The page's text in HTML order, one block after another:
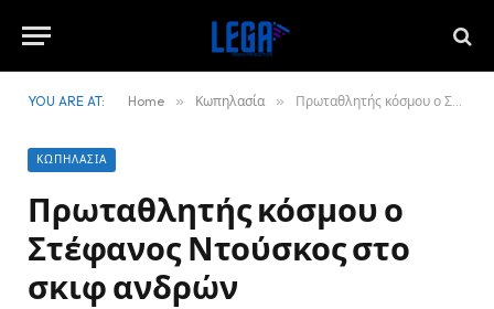
YOU ARE AT: Home » Κωπηλασία » Πρωταθλητής κόσμου ο Στέφανος Ντούσκος στο σκιφ ανδρών
ΚΩΠΗΛΑΣΊΑ
Πρωταθλητής κόσμου ο
Στέφανος Ντούσκος στο
σκιφ ανδρών